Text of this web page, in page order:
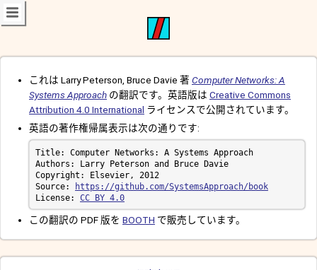
これは Larry Peterson, Bruce Davie 著 Computer Networks: A
Systems Approach の翻訳です。英語版は Creative Commons
Attribution 4.0 International ライセンスで公開されています。
英語の著作権帰属表示は次の通りです:
Source:
https://github.com/SystemsApproach/book
License: CC BY 4.0
この翻訳の PDF 版を BOOTH で販売しています。